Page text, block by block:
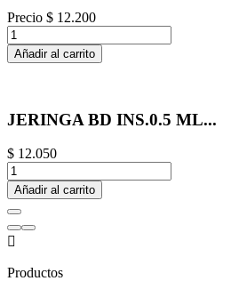
Precio $ 12.200
Añadir al carrito
JERINGA BD INS.0.5 ML...
$ 12.050
Añadir al carrito

Productos